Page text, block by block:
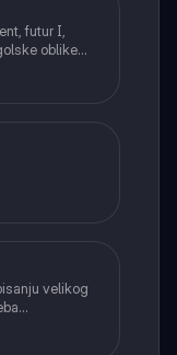
futur I,
oblike
vid
velikog
u